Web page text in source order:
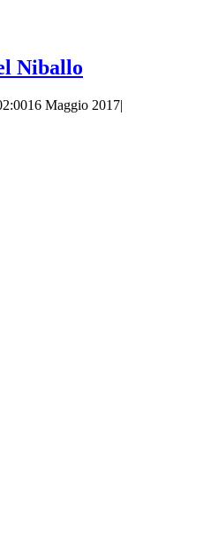
Niballo
16 Maggio 2017|